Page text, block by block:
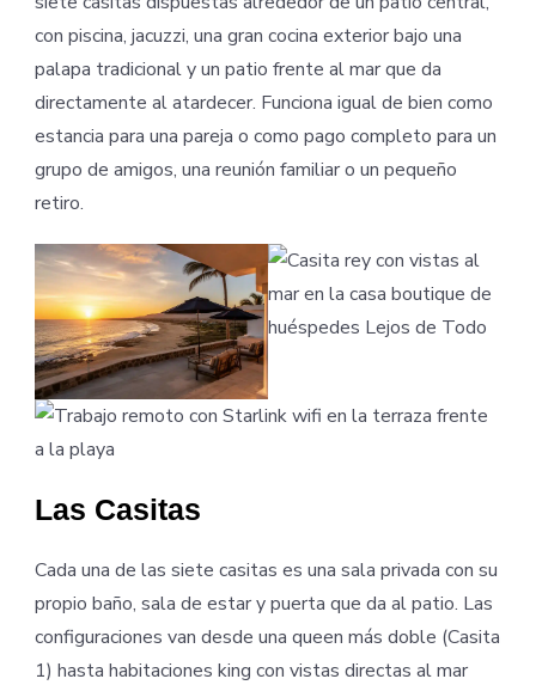
con piscina, jacuzzi, una gran cocina exterior bajo una
palapa tradicional y un patio frente al mar que da
directamente al atardecer. Funciona igual de bien como
estancia para una pareja o como pago completo para un
grupo de amigos, una reunión familiar o un pequeño
retiro.
Las Casitas
Cada una de las siete casitas es una sala privada con su
propio baño, sala de estar y puerta que da al patio. Las
configuraciones van desde una queen más doble (Casita
1) hasta habitaciones king con vistas directas al mar